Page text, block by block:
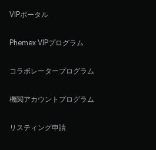
VIPポータル
Phemex VIPプログラム
コラボレータープログラム
機関アカウントプログラム
リスティング申請